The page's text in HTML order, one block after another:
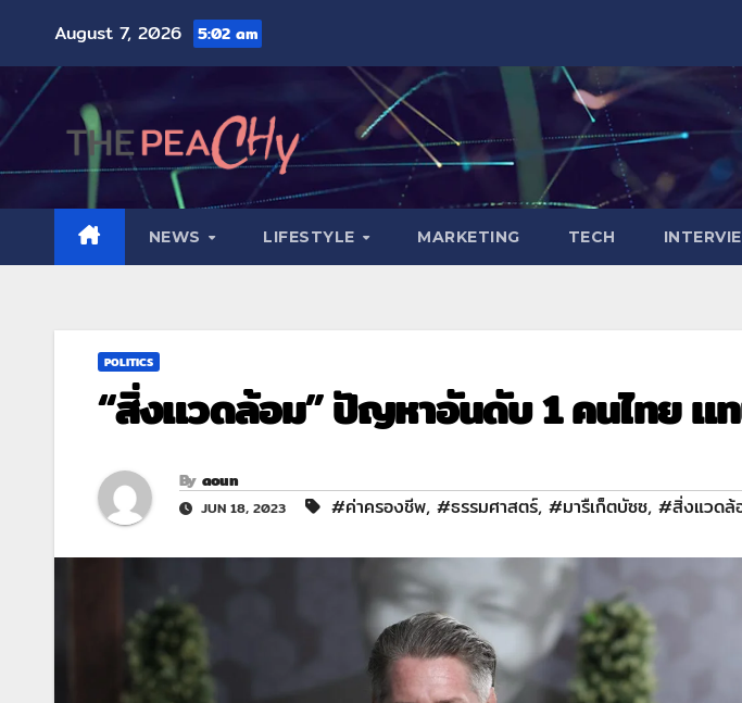
August 7, 2026 5:02 am
NEWS LIFESTYLE MARKETING TECH
POLITICS
“สิ่งแวดล้อม” ปัญหาอันดับ 1 คนไทย แ
By aoun
JUN 18, 2023 #ค่าครองชีพ, #ธรรมศาสตร์, #มารืเก็ตบัซซ, #สิ่งแวดล้